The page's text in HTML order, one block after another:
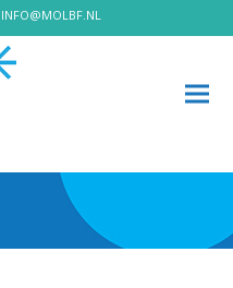
INFO@MOLBF.NL